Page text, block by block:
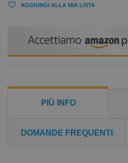
AGGIUNGI ALLA MIA LISTA
PIÙ INFO
DOMANDE FREQUENTI